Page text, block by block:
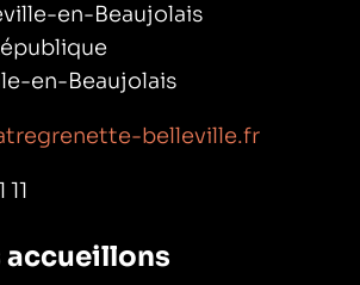
en-Beaujolais
en-Beaujolais
belleville.fr
accueillons